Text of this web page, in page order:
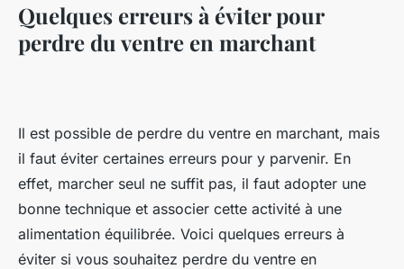
Quelques erreurs à éviter pour
perdre du ventre en marchant
Il est possible de perdre du ventre en marchant, mais
il faut éviter certaines erreurs pour y parvenir. En
effet, marcher seul ne suffit pas, il faut adopter une
bonne technique et associer cette activité à une
alimentation équilibrée. Voici quelques erreurs à
éviter si vous souhaitez perdre du ventre en